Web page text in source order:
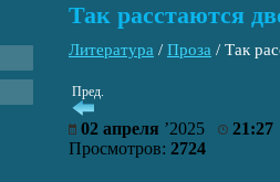
Так расстаются
Литература / Проза / Так
Пред.
02 апреля ’2025
21:27
Просмотров: 2724